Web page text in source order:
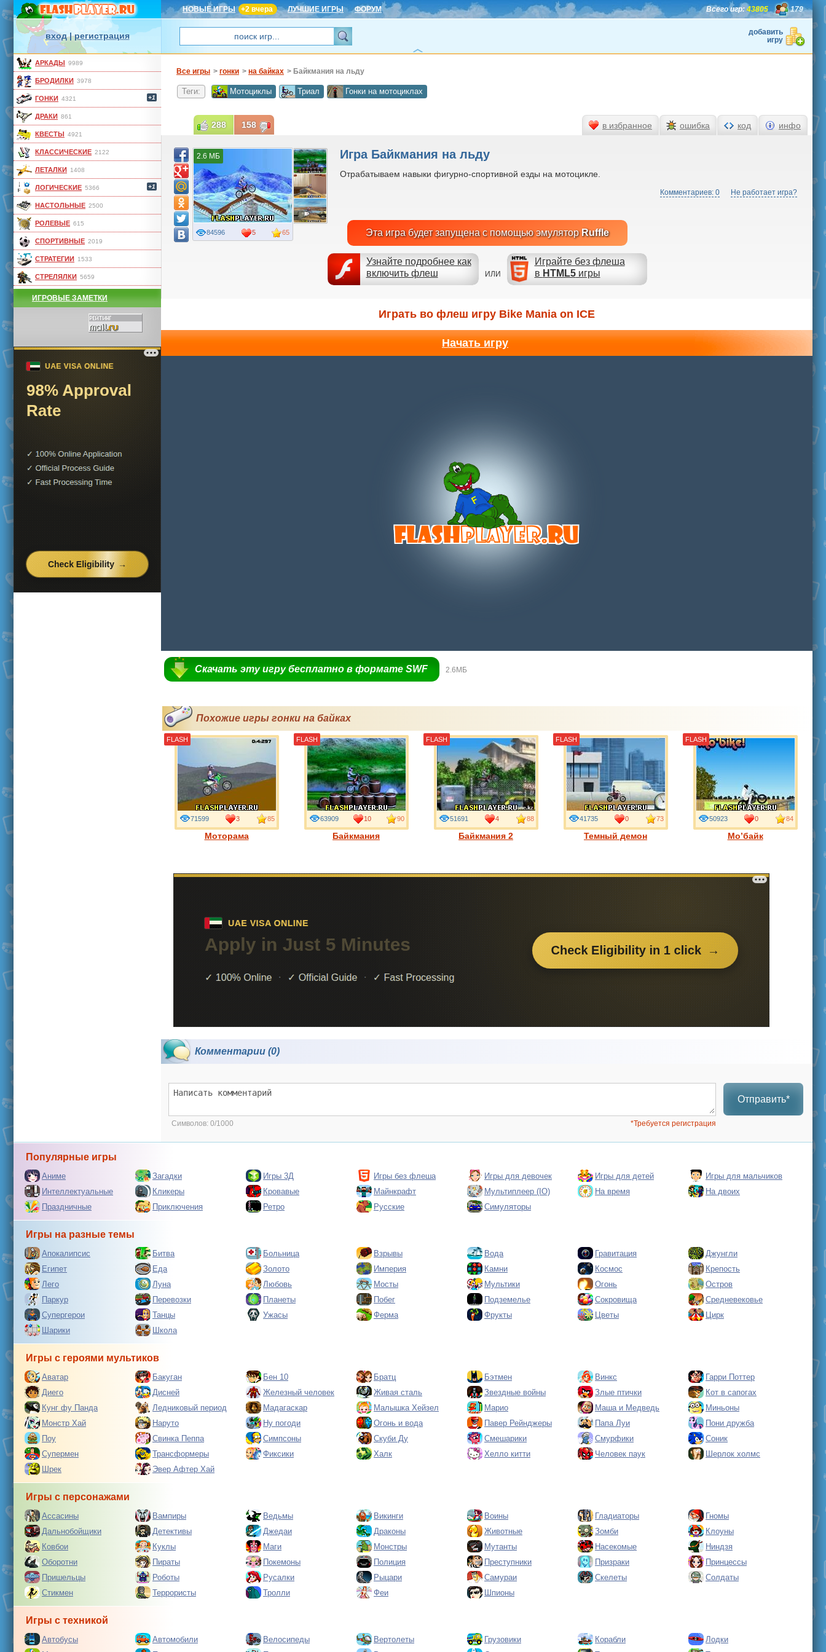
НОВЫЕ ИГРЫ +2 вчера ЛУЧШИЕ ИГРЫ ФОРУМ 179
Всего игр:43805
вход|регистрация
добавить
игру
АРКАДЫ 9989
БРОДИЛКИ 3978
ГОНКИ 4321 +1
ДРАКИ 861
КВЕСТЫ 4921
КЛАССИЧЕСКИЕ 2122
ЛЕТАЛКИ 1408
ЛОГИЧЕСКИЕ 5366 +1
НАСТОЛЬНЫЕ 2500
РОЛЕВЫЕ 615
СПОРТИВНЫЕ 2019
СТРАТЕГИИ 1533
СТРЕЛЯЛКИ 5659
ИГРОВЫЕ ЗАМЕТКИ
Все игры > гонки > на байках > Байкмания на льду
Теги: Мотоциклы Триал Гонки на мотоциклах
Игра Байкмания на льду
Отрабатываем навыки фигурно-спортивной езды на мотоцикле.
Комментариев: 0 Не работает игра?
Эта игра будет запущена с помощью эмулятор Ruffle
Узнайте подробнее как
включить флеш
ИЛИ
Играйте без флеша
в HTML5игры
65
84596 5
2.6 МБ
288 158 в избранное ошибка код инфо
Играть во флеш игру Bike Mania on ICE
Начать игру
Скачать эту игру бесплатно в формате SWF 2.6МБ
Похожие игры гонки на байках
Моторама
71599 3 85
FLASH
Байкмания
63909 10 90
FLASH
Байкмания 2
51691 4 88
FLASH
Темный демон
41735 0 73
FLASH
Мо’байк
50923 0 84
FLASH
Комментарии (0)
Отправить*
Символов: 0/1000 *Требуется регистрация
Популярные игры
Аниме Загадки Игры 3Д Игры без флеша Игры для девочек Игры для детей
Игры для мальчиков
Интеллектуальные
Кликеры Кровавые Майнкрафт Мультиплеер (IO) На время
На двоих
Праздничные
Приключения Ретро Русские Симуляторы
Игры на разные темы
Апокалипсис Битва Больница Взрывы Вода Гравитация
Джунгли
Египет
Еда Золото Империя Камни Космос
Крепость
Лего
Луна Любовь Мосты Мультики Огонь
Остров
Паркур
Перевозки Планеты Побег Подземелье Сокровища
Средневековье
Супергерои
Танцы Ужасы Ферма Фрукты Цветы
Цирк
Шарики
Школа
Игры с героями мультиков
Аватар Бакуган Бен 10 Братц Бэтмен Винкс
Гарри Поттер
Диего
Дисней Железный человек Живая сталь Звездные войны Злые птички
Кот в сапогах
Кунг фу Панда
Ледниковый период Мадагаскар Малышка Хейзел Марио Маша и Медведь
Миньоны
Монстр Хай
Наруто Ну погоди Огонь и вода Павер Рейнджеры Папа Луи
Пони дружба
Поу
Свинка Пеппа Симпсоны Скуби Ду Смешарики Смурфики
Соник
Супермен
Трансформеры Фиксики Халк Хелло китти Человек паук
Шерлок холмс
Шрек
Эвер Афтер Хай
Игры с персонажами
Ассасины Вампиры Ведьмы Викинги Воины Гладиаторы
Гномы
Дальнобойщики
Детективы Джедаи Драконы Животные Зомби
Клоуны
Ковбои
Куклы Маги Монстры Мутанты Насекомые
Ниндзя
Оборотни
Пираты Покемоны Полиция Преступники Призраки
Принцессы
Пришельцы
Роботы Русалки Рыцари Самураи Скелеты
Солдаты
Стикмен
Террористы Тролли Феи Шпионы
Игры с техникой
Автобусы Автомобили Велосипеды Вертолеты Грузовики Корабли
Лодки